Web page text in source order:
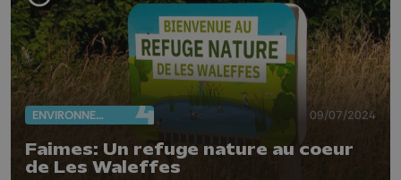
ENVIRONNEMENT 09/07/2024
Faimes: Un refuge nature au coeur
de Les Waleffes